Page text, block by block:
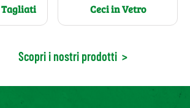
Ceci in Vetro
Scopri i nostri prodotti >